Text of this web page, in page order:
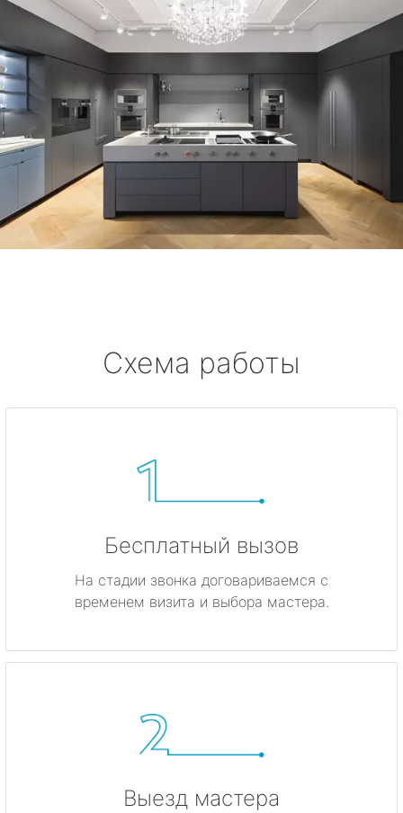
Схема работы
Бесплатный вызов
На стадии звонка договариваемся с
временем визита и выбора мастера.
Выезд мастера